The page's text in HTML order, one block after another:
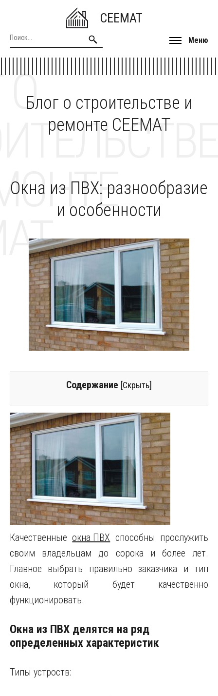
CEEMAT
Меню
Блог о строительстве и
ремонте CEEMAT
О
Окна из ПВХ: разнообразие
и особенности
Содержание [Скрыть]
Качественныеокна ПВХ способны прослужить
своим владельцам до сорока и более лет.
Главное выбрать правильно заказчика и тип
окна, который будет качественно
функционировать.
Окна из ПВХ делятся на ряд
определенных характеристик
Типы устроств: